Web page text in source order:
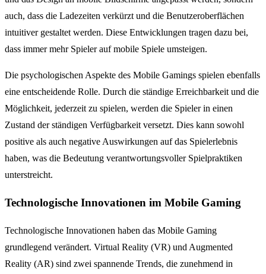
auch, dass die Ladezeiten verkürzt und die Benutzeroberflächen
intuitiver gestaltet werden. Diese Entwicklungen tragen dazu bei,
dass immer mehr Spieler auf mobile Spiele umsteigen.
Die psychologischen Aspekte des Mobile Gamings spielen ebenfalls
eine entscheidende Rolle. Durch die ständige Erreichbarkeit und die
Möglichkeit, jederzeit zu spielen, werden die Spieler in einen
Zustand der ständigen Verfügbarkeit versetzt. Dies kann sowohl
positive als auch negative Auswirkungen auf das Spielerlebnis
haben, was die Bedeutung verantwortungsvoller Spielpraktiken
unterstreicht.
Technologische Innovationen im Mobile Gaming
Technologische Innovationen haben das Mobile Gaming
grundlegend verändert. Virtual Reality (VR) und Augmented
Reality (AR) sind zwei spannende Trends, die zunehmend in